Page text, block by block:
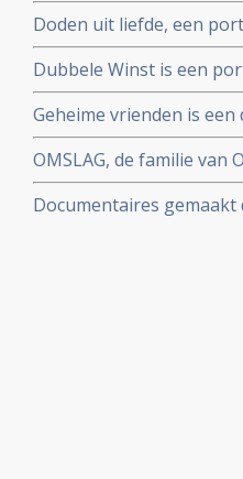
Doden uit liefde, een
Dubbele Winst is een
Olympics van 2000 goud
Geheime vrienden is
van het boek Alan en
traumatische
OMSLAG, de familie
Frankrijk. De oudere
Documentaires